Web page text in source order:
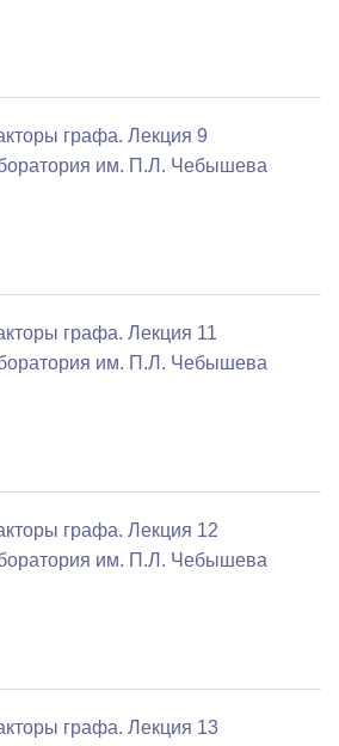
графа. Лекция 9
им. П.Л. Чебышева
графа. Лекция 11
им. П.Л. Чебышева
графа. Лекция 12
им. П.Л. Чебышева
графа. Лекция 13